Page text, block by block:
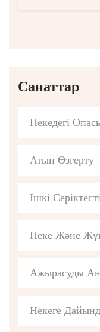
Санаттар
Некедегі
Атын Өзгерту
Ішкі
Неке Және
Ажырасуды
Некеге